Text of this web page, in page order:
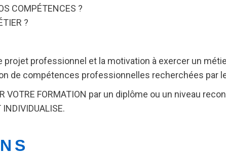
COMPÉTENCES ?
?
projet professionnel et la motivation à exercer un
de compétences professionnelles recherchées par
VOTRE FORMATION par un diplôme ou un niveau